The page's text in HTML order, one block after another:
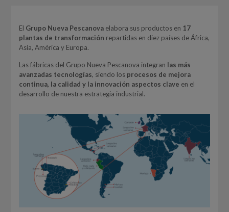
El Grupo Nueva Pescanovaelabora sus productos en 17
plantas de transformación repartidas en diez países de África,
Asia, América y Europa.
Las fábricas del Grupo Nueva Pescanova integran las más
avanzadas tecnologías, siendo los procesos de mejora
continua, la calidad y la innovación aspectos clave en el
desarrollo de nuestra estrategia industrial.